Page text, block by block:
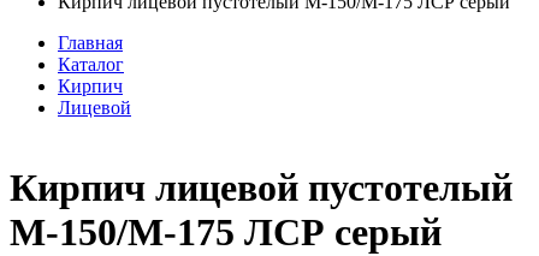
Главная
Каталог
Кирпич
Лицевой
Кирпич лицевой пустотелый
М-150/М-175 ЛСР серый